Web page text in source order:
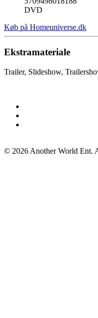
DVD
Køb på Homeuniverse.dk
Ekstramateriale
Trailer, Slideshow,
© 2026 Another World Ent.